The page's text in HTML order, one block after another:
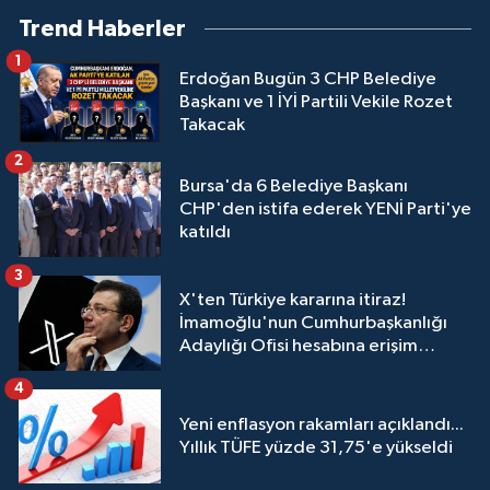
Trend Haberler
Erdoğan Bugün 3 CHP Belediye
Başkanı ve 1 İYİ Partili Vekile Rozet
Takacak
1
Bursa'da 6 Belediye Başkanı
CHP'den istifa ederek YENİ Parti'ye
katıldı
2
X'ten Türkiye kararına itiraz!
İmamoğlu'nun Cumhurbaşkanlığı
Adaylığı Ofisi hesabına erişim
3
Yeni enflasyon rakamları açıklandı...
Yıllık TÜFE yüzde 31,75'e yükseldi
4